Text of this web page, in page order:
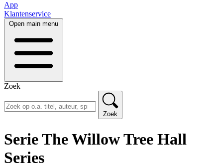
App
Klantenservice
Open main menu
Zoek
Zoek
Serie The Willow Tree Hall
Series